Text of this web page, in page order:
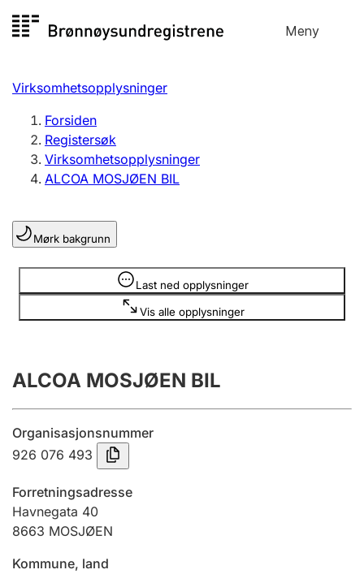
til
Meny
Registersøk
Aksjeselskap
Enkeltpersonforetak
Registrere, endre, slette
Lag og forening
Registrere, endre, slette
Årsregnskap
Innsending og forsinkelsesgebyr
Jeger
Virksomhetsopplysninger
Forsiden
Registersøk
Virksomhetsopplysninger
ALCOA MOSJØEN BIL
Mørk bakgrunn
Last ned opplysninger
Vis alle opplysninger
Opplysninger er skjult
ALCOA MOSJØEN BIL
Organisasjonsnummer
926 076 493
Forretningsadresse
Havnegata 40
8663 MOSJØEN
Kommune, land